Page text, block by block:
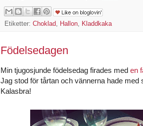
Etiketter: Choklad, Hallon, Kladdkaka
Födelsedagen
Min tjugosjunde födelsedag firades med en
Jag stod för tårtan och vännerna hade med
Kalasbra!